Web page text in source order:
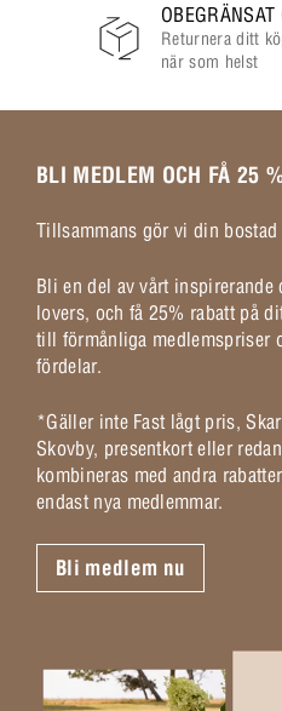
Returnera ditt
när som helst
BLI MEDLEM OCH FÅ 25
Tillsammans gör vi din
Bli en del av vårt
lovers, och få 25% rabatt på
till förmånliga medlemspriser
fördelar.
*Gäller inte Fast lågt pris,
Skovby, presentkort eller
kombineras med andra
endast nya medlemmar.
Bli medlem nu